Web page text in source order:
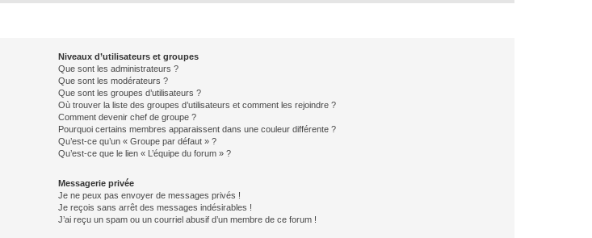
Niveaux d’utilisateurs et groupes
Que sont les administrateurs ?
Que sont les modérateurs ?
Que sont les groupes d’utilisateurs ?
Où trouver la liste des groupes d’utilisateurs et comment les rejoindre ?
Comment devenir chef de groupe ?
Pourquoi certains membres apparaissent dans une couleur différente ?
Qu’est-ce qu’un « Groupe par défaut » ?
Qu’est-ce que le lien « L’équipe du forum » ?
Messagerie privée
Je ne peux pas envoyer de messages privés !
Je reçois sans arrêt des messages indésirables !
J’ai reçu un spam ou un courriel abusif d’un membre de ce forum !